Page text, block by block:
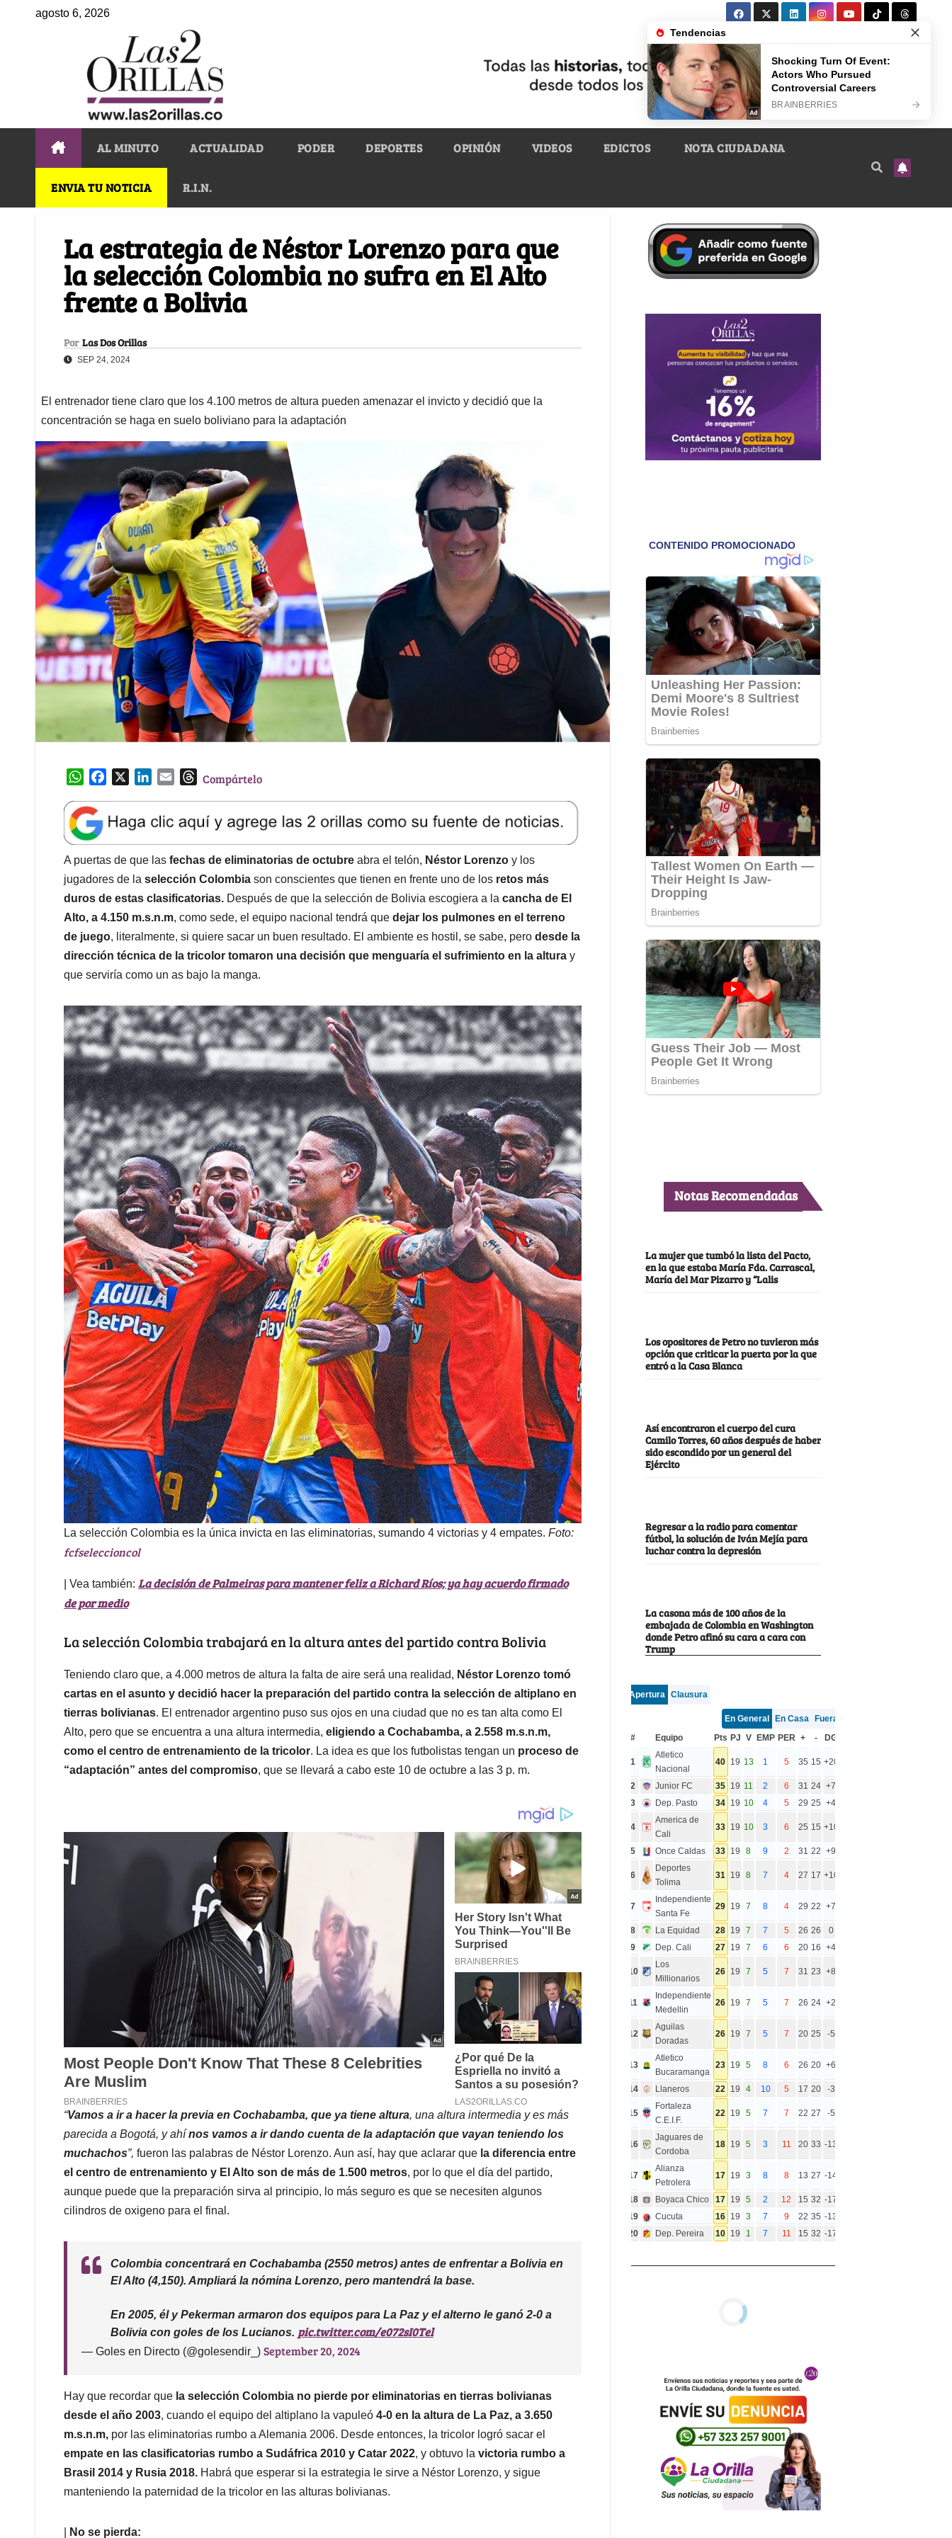
agosto 6, 2026
AL MINUTO ACTUALIDAD PODER DEPORTES OPINIÓN VIDEOS EDICTOS NOTA CIUDADANA
ENVIA TU NOTICIA R.I.N.
La estrategia de Néstor Lorenzo para que
la selección Colombia no sufra en El Alto
frente a Bolivia
Por Las Dos Orillas
SEP 24, 2024
El entrenador tiene claro que los 4.100 metros de altura pueden amenazar el invicto y decidió que la
concentración se haga en suelo boliviano para la adaptación
W
a
t
s
A
p
p
e
b
o
o
k
k
e
d
I
n
l
T
e
a
d
s
Compártelo
A puertas de que las fechas de eliminatorias de octubre abra el telón, Néstor Lorenzo y los
jugadores de la selección Colombia son conscientes que tienen en frente uno de los retos más
duros de estas clasificatorias. Después de que la selección de Bolivia escogiera a la cancha de El
Alto, a 4.150 m.s.n.m, como sede, el equipo nacional tendrá que dejar los pulmones en el terreno
de juego, literalmente, si quiere sacar un buen resultado. El ambiente es hostil, se sabe, pero desde la
dirección técnica de la tricolor tomaron una decisión que menguaría el sufrimiento en la altura y
que serviría como un as bajo la manga.
La selección Colombia es la única invicta en las eliminatorias, sumando 4 victorias y 4 empates. Foto:
fcfseleccioncol
| Vea también: La decisión de Palmeiras para mantener feliz a Richard Ríos; ya hay acuerdo firmado
de por medio
La selección Colombia trabajará en la altura antes del partido contra Bolivia
Teniendo claro que, a 4.000 metros de altura la falta de aire será una realidad, Néstor Lorenzo tomó
cartas en el asunto y decidió hacer la preparación del partido contra la selección de altiplano en
tierras bolivianas. El entrenador argentino puso sus ojos en una ciudad que no es tan alta como El
Alto, pero que se encuentra a una altura intermedia, eligiendo a Cochabamba, a 2.558 m.s.n.m,
como el centro de entrenamiento de la tricolor. La idea es que los futbolistas tengan un proceso de
“adaptación” antes del compromiso, que se llevará a cabo este 10 de octubre a las 3 p. m.
“Vamos a ir a hacer la previa en Cochabamba, que ya tiene altura, una altura intermedia y es más
parecida a Bogotá, y ahínos vamos a ir dando cuenta de la adaptación que vayan teniendo los
muchachos”, fueron las palabras de Néstor Lorenzo. Aun así, hay que aclarar que la diferencia entre
el centro de entrenamiento y El Alto son de más de 1.500 metros, por lo que el día del partido,
aunque puede que la preparación sirva al principio, lo más seguro es que se necesiten algunos
cilindros de oxigeno para el final.
Colombia concentrará en Cochabamba (2550 metros) antes de enfrentar a Bolivia en
El Alto (4,150). Ampliará la nómina Lorenzo, pero mantendrá la base.
En 2005, él y Pekerman armaron dos equipos para La Paz y el alterno le ganó 2-0 a
Bolivia con goles de los Lucianos. pic.twitter.com/e072sI0Tel
— Goles en Directo (@golesendir_) September 20, 2024
Hay que recordar que la selección Colombia no pierde por eliminatorias en tierras bolivianas
desde el año 2003, cuando el equipo del altiplano la vapuleó 4-0 en la altura de La Paz, a 3.650
m.s.n.m, por las eliminatorias rumbo a Alemania 2006. Desde entonces, la tricolor logró sacar el
empate en las clasificatorias rumbo a Sudáfrica 2010 y Catar 2022, y obtuvo la victoria rumbo a
Brasil 2014 y Rusia 2018. Habrá que esperar si la estrategia le sirve a Néstor Lorenzo, y sigue
manteniendo la paternidad de la tricolor en las alturas bolivianas.
No se pierda:
Notas Recomendadas
La mujer que tumbó la lista del Pacto,
en la que estaba María Fda. Carrascal,
María del Mar Pizarro y “Lalis
Los opositores de Petro no tuvieron más
opción que criticar la puerta por la que
entró a la Casa Blanca
Así encontraron el cuerpo del cura
Camilo Torres, 60 años después de haber
sido escondido por un general del
Ejército
Regresar a la radio para comentar
fútbol, la solución de Iván Mejía para
luchar contra la depresión
La casona más de 100 años de la
embajada de Colombia en Washington
donde Petro afinó su cara a cara con
Trump
Apertura Clausura
En General En Casa
Fuera
#
Equipo Pts PJ V EMP PER + - DG
1
Atletico
Nacional
40 19 13 1 5 35 15 +20
2 Junior FC 35 19 11 2 6 31 24 +7
3
Dep. Pasto 34 19 10 4 5 29 25 +4
4
America de
Cali
33 19 10 3 6 25 15 +10
5 Once Caldas 33 19 8 9 2 31 22 +9
6
Deportes
Tolima
31 19 8 7 4 27 17 +10
7
Independiente
Santa Fe
29 19 7 8 4 29 22 +7
8 La Equidad 28 19 7 7 5 26 26
0
9
Dep. Cali 27 19 7 6 6 20 16 +4
10
Los
Millionarios
26 19 7 5 7 31 23 +8
11
Independiente
Medellin
26 19 7 5 7 26 24 +2
12
Aguilas
Doradas
26 19 7 5 7 20 25 -5
13
Atletico
Bucaramanga
23 19 5 8 6 26 20 +6
14 Llaneros 22 19 4 10 5 17 20 -3
15
Fortaleza
C.E.I.F.
22 19 5 7 7 22 27 -5
16
Jaguares de
Cordoba
18 19 5 3 11 20 33 -13
17
Alianza
Petrolera
17 19 3 8 8 13 27 -14
18 Boyaca Chico 17 19 5 2 12 15 32 -17
19
Cucuta 16 19 3 7 9 22 35 -13
20
Dep. Pereira 10 19 1 7 11 15 32 -17